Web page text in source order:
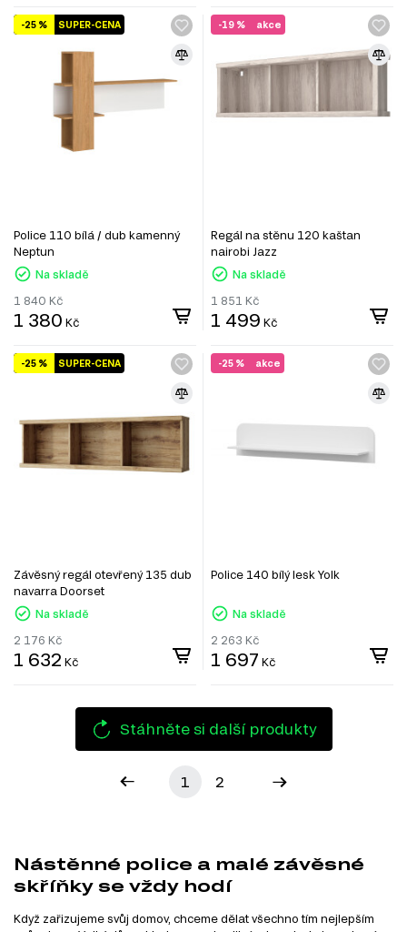
SUPER-CENA
-25 %
Police 110 bílá / dub kamenný
Neptun
Na skladě
1 840 Kč
1 380 Kč
akce
-19 %
Regál na stěnu 120 kaštan
nairobi Jazz
Na skladě
1 851 Kč
1 499 Kč
SUPER-CENA
-25 %
Závěsný regál otevřený 135 dub
navarra Doorset
Na skladě
2 176 Kč
1 632 Kč
akce
-25 %
Police 140 bílý lesk Yolk
Na skladě
2 263 Kč
1 697 Kč
Stáhněte si další produkty
1 2
Nástěnné police a malé závěsné
skříňky se vždy hodí
Když zařizujeme svůj domov, chceme dělat všechno tím nejlepším